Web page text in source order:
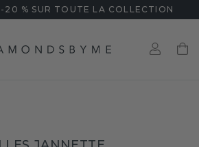
20 % SUR TOUTE LA COLLECTION